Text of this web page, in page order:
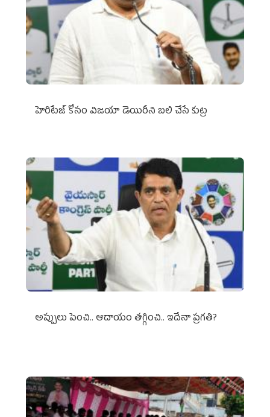
హెరిటేజ్ కోసం విజయా డెయిరీని బలి చేసే కుట్ర‌
అప్పులు పెంచి.. ఆదాయం తగ్గించి.. ఇదేనా ప్రగతి?